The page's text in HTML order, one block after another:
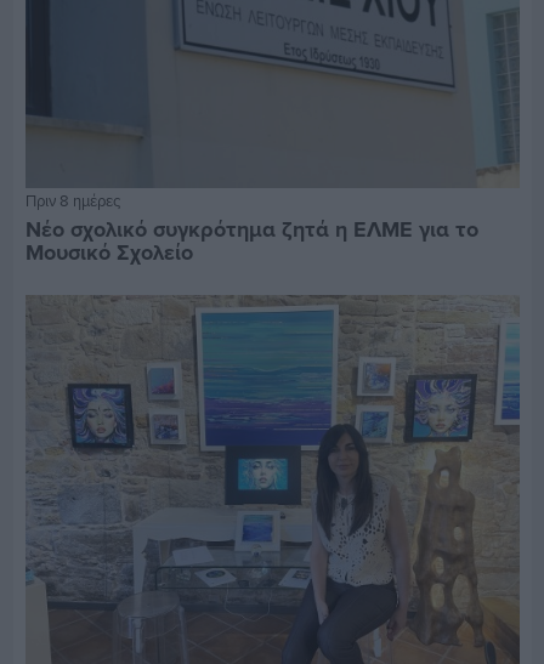
Πριν 8 ημέρες
Νέο σχολικό συγκρότημα ζητά η ΕΛΜΕ για το
Μουσικό Σχολείο